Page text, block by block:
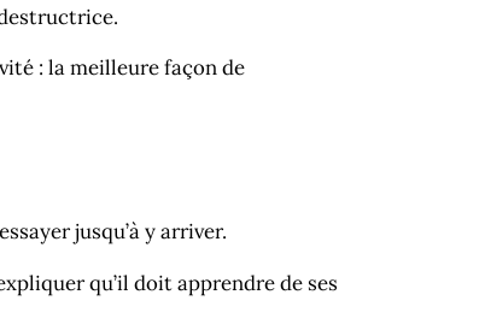
: la meilleure façon de
jusqu’à y arriver.
qu’il doit apprendre de ses